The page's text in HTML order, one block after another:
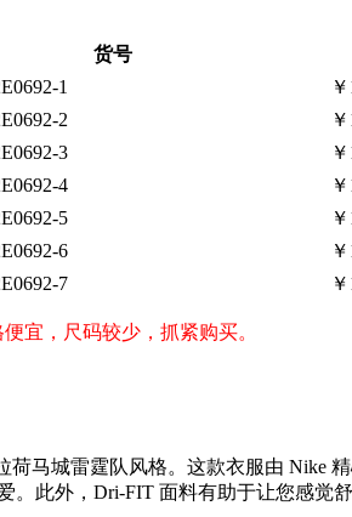
货号
1
2
3
4
5
6
7
宜，尺码较少，抓紧购买。
荷马城雷霆队风格。这款衣服由 Nike
此外，Dri-FIT 面料有助于让您感觉舒